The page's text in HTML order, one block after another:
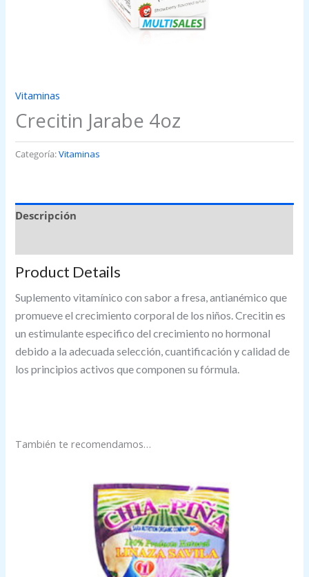
Vitaminas
Crecitin Jarabe 4oz
Categoría:Vitaminas
Descripción
Product Details
Suplemento vitamínico con sabor a fresa, antianémico que
promueve el crecimiento corporal de los niños. Crecitin es
un estimulante especifico del crecimiento no hormonal
debido a la adecuada selección, cuantificación y calidad de
los principios activos que componen su fórmula.
También te recomendamos…